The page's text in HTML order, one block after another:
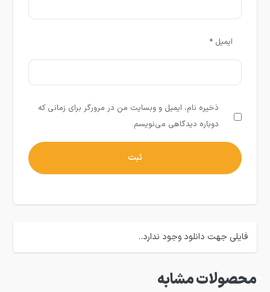
ایمیل*
ذخیره نام، ایمیل و وبسایت من در مرورگر برای زمانی که
دوباره دیدگاهی می‌نویسم.
فایلی جهت دانلود وجود ندارد..
محصولات مشابه